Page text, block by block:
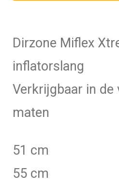
Dirzone Miflex
inflatorslang
Verkrijgbaar in de
maten
51 cm
55 cm